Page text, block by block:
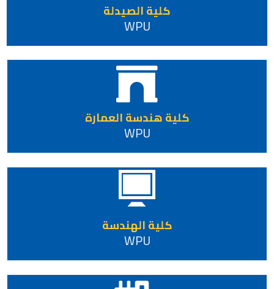
كلية الصيدلة
WPU
كلية هندسة العمارة
WPU
كلية الهندسة
WPU